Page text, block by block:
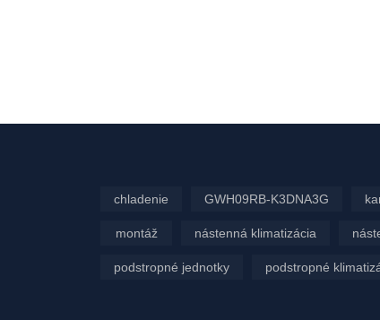
chladenie GWH09RB-K3DNA3G
montáž nástenná klimatizácia
podstropné jednotky podstropné